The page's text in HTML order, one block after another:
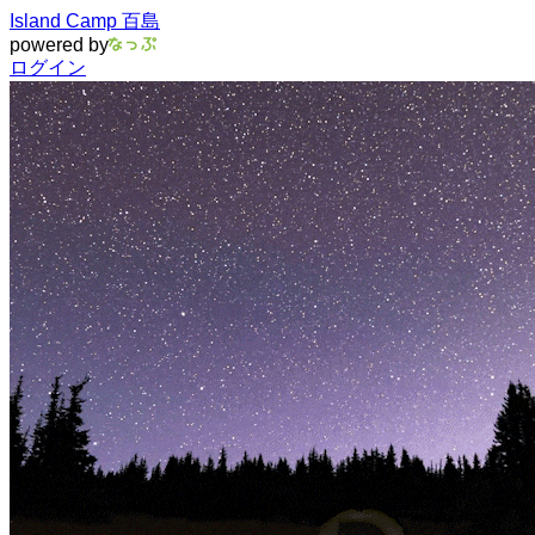
Island Camp 百島
powered by
ログイン